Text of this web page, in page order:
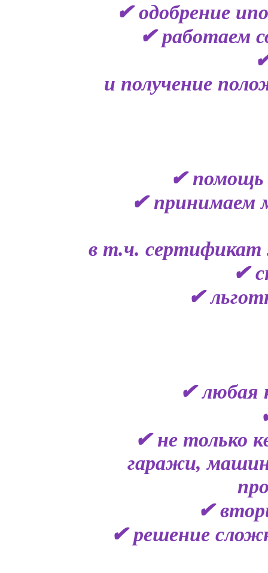
✔ одобрение
✔ работаем
и получение
✔ помощь
✔ принимаем
в т.ч. сертификат
✔
✔
✔ любая
✔ не только
гаражи,
✔
✔ решение